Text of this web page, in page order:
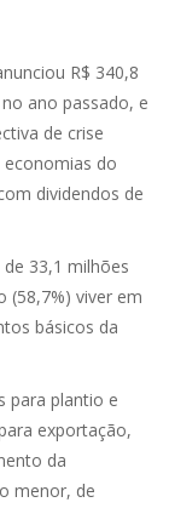
R$ 340,8
ano passado, e
de crise
do
dividendos de
33,1 milhões
(58,7%) viver em
básicos da
para plantio e
exportação,
da
menor, de